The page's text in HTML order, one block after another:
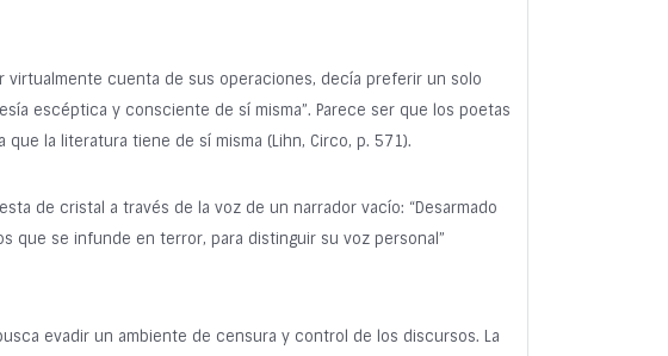
virtualmente cuenta de sus operaciones, decía preferir un solo
escéptica y consciente de sí misma”. Parece ser que los poetas
la literatura tiene de sí misma (Lihn, Circo, p. 571).
de cristal a través de la voz de un narrador vacío: “Desarmado
que se infunde en terror, para distinguir su voz personal”
evadir un ambiente de censura y control de los discursos. La